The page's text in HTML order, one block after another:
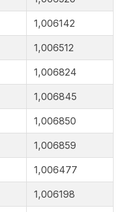
1,006142
1,006512
1,006824
1,006845
1,006850
1,006859
1,006477
1,006198